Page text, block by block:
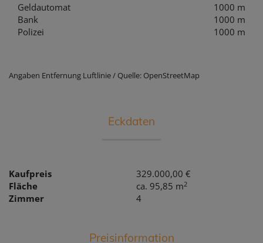
Geldautomat
1000 m
Bank
1000 m
Polizei
1000 m
Angaben Entfernung Luftlinie / Quelle: OpenStreetMap
Eckdaten
Kaufpreis
329.000,00 €
Fläche
ca. 95,85 m2
Zimmer 4
Preisinformation